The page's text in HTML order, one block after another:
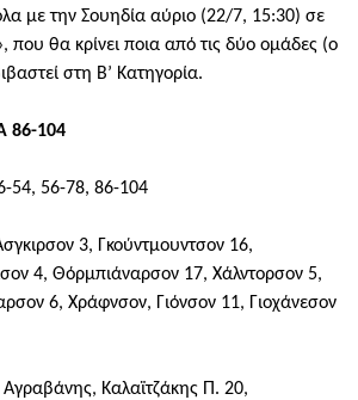
με την Σουηδία αύριο (22/7, 15:30) σε
που θα κρίνει ποια από τις δύο ομάδες (ο
στη Β’ Κατηγορία.
86-104
54, 56-78, 86-104
3, Γκούντμουντσον 16,
4, Θόρμπιάναρσον 17, Χάλντορσον 5,
6, Χράφνσον, Γιόνσον 11, Γιοχάνεσον
Αγραβάνης, Καλαϊτζάκης Π. 20,